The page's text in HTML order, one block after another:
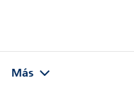
Más